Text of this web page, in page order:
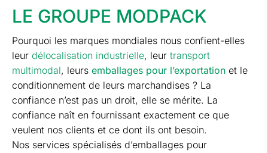
LE GROUPE MODPACK
Pourquoi les marques mondiales nous confient-elles
leur délocalisation industrielle, leur transport
multimodal, leurs emballages pour l’exportation et le
conditionnement de leurs marchandises ? La
confiance n’est pas un droit, elle se mérite. La
confiance naît en fournissant exactement ce que
veulent nos clients et ce dont ils ont besoin.
Nos services spécialisés d’emballages pour